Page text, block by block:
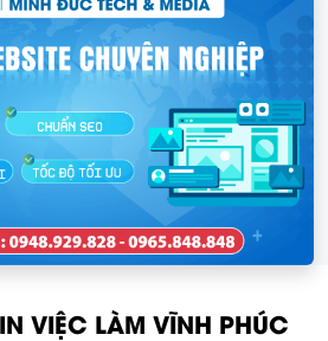
VIỆC LÀM VĨNH PHÚC